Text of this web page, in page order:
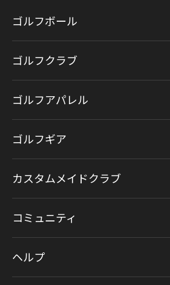
ゴルフボール
ゴルフクラブ
ゴルフアパレル
ゴルフギア
カスタムメイドクラブ
コミュニティ
ヘルプ